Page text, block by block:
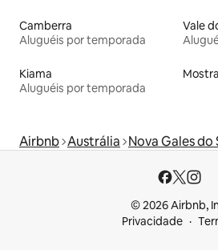
Camberra
Aluguéis por temporada
Vale
Kiama
Aluguéis por temporada
Airbnb Austrália Nova Gales do
© 2026 Airbnb,
Privacidade